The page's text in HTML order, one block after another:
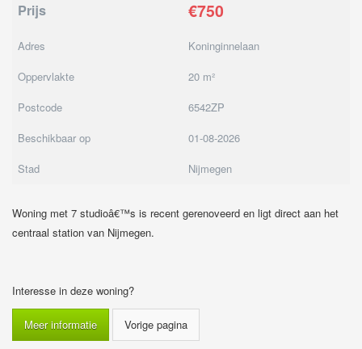
Prijs €750
Adres
Koninginnelaan
Oppervlakte
20 m²
Postcode
6542ZP
Beschikbaar op
01-08-2026
Stad
Nijmegen
Woning met 7 studioâ€™s is recent gerenoveerd en ligt direct aan het
centraal station van Nijmegen.
Interesse in deze woning?
Meer informatie